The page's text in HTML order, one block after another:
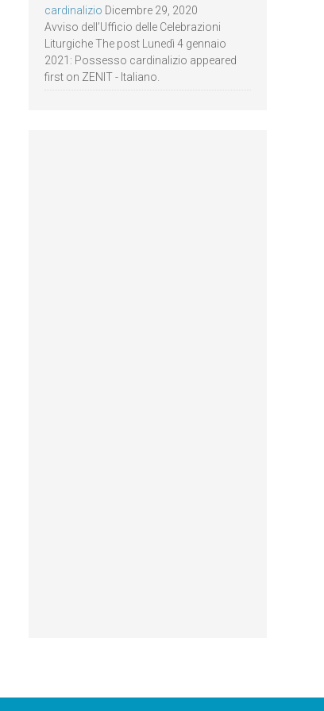
cardinalizio Dicembre 29, 2020
Avviso dell’Ufficio delle Celebrazioni
Liturgiche The post Lunedì 4 gennaio
2021: Possesso cardinalizio appeared
first on ZENIT - Italiano.